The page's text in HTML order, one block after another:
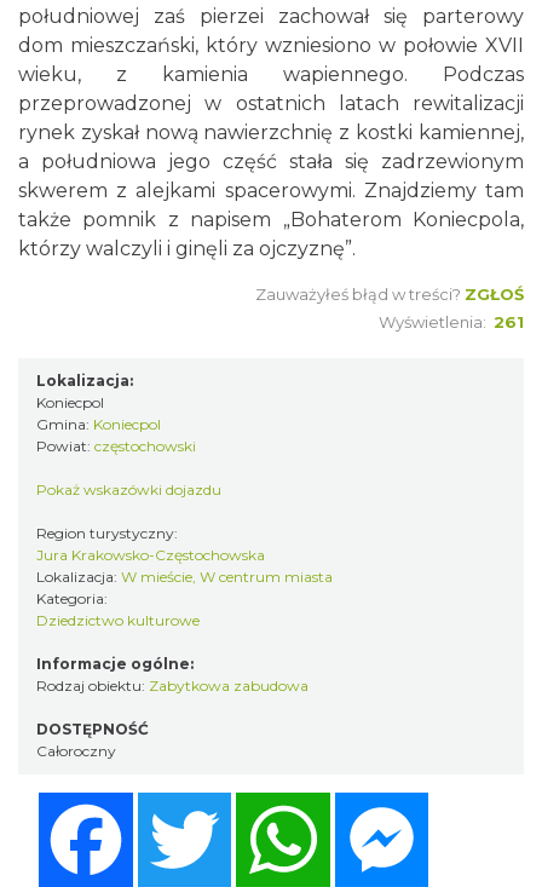
południowej zaś pierzei zachował się parterowy
dom mieszczański, który wzniesiono w połowie XVII
wieku, z kamienia wapiennego. Podczas
przeprowadzonej w ostatnich latach rewitalizacji
rynek zyskał nową nawierzchnię z kostki kamiennej,
a południowa jego część stała się zadrzewionym
skwerem z alejkami spacerowymi. Znajdziemy tam
także pomnik z napisem „Bohaterom Koniecpola,
którzy walczyli i ginęli za ojczyznę”.
Zauważyłeś błąd w treści? ZGŁOŚ
Wyświetlenia: 261
Lokalizacja:
Koniecpol
Gmina: Koniecpol
Powiat: częstochowski
Pokaż wskazówki dojazdu
Region turystyczny:
Jura Krakowsko-Częstochowska
Lokalizacja: W mieście, W centrum miasta
Kategoria:
Dziedzictwo kulturowe
Informacje ogólne:
Rodzaj obiektu: Zabytkowa zabudowa
DOSTĘPNOŚĆ
Całoroczny
Twitter WhatsApp